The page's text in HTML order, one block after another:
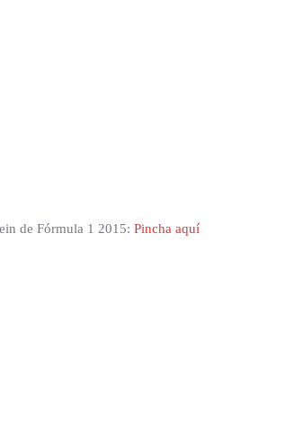
de Fórmula 1 2015: Pincha aquí